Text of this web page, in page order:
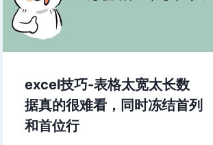
excel技巧-表格太宽太长数
据真的很难看，同时冻结首列
和首位行